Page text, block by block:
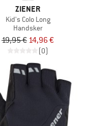
ZIENER
Kid's Colo Long
Handsker
19,95 € 14,96 €
(0)